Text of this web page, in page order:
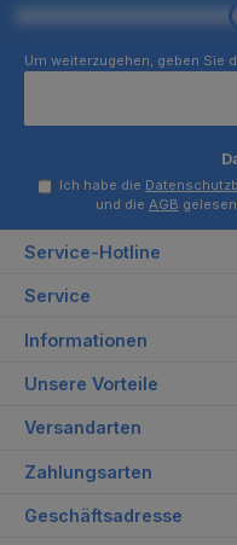
Um weiterzugehen, geben Sie
Ich habe die
und die AGB
Service-Hotline
Service
Informationen
Unsere Vorteile
Versandarten
Zahlungsarten
Geschäftsadresse